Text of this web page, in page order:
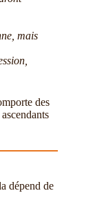
mais
des
dépend de